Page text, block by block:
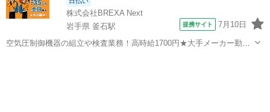
株式会社BREXA Next
岩手県 釜石駅
提携サイト 7月10日
空気圧制御機器の組立や検査業務！高時給1700円★大手メーカー勤